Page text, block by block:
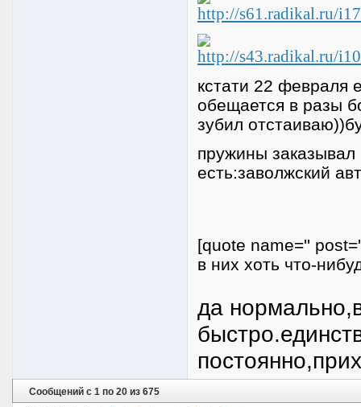
кстати 22 февраля
обещается в разы
зубил
пружины заказывал
есть:заволжский
[quote name=''
в них хоть что-
да
Сообщений с 1 по 20 из 675